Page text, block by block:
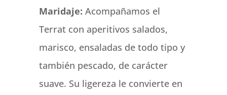
Maridaje: Acompañamos el
Terrat con aperitivos salados,
marisco, ensaladas de todo tipo y
también pescado, de carácter
suave. Su ligereza le convierte en